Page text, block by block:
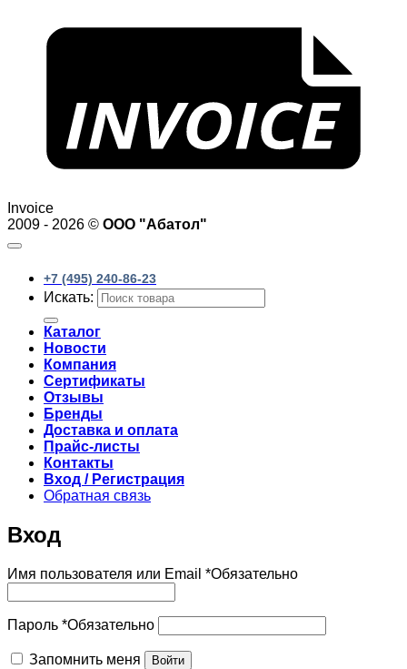
Invoice
2009 - 2026 © ООО "Абатол"
+7 (495) 240-86-23
Искать:
Каталог
Новости
Компания
Сертификаты
Отзывы
Бренды
Доставка и оплата
Прайс-листы
Контакты
Вход / Регистрация
Обратная связь
Вход
Имя пользователя или Email *Обязательно
Пароль *Обязательно
Запомнить меня Войти